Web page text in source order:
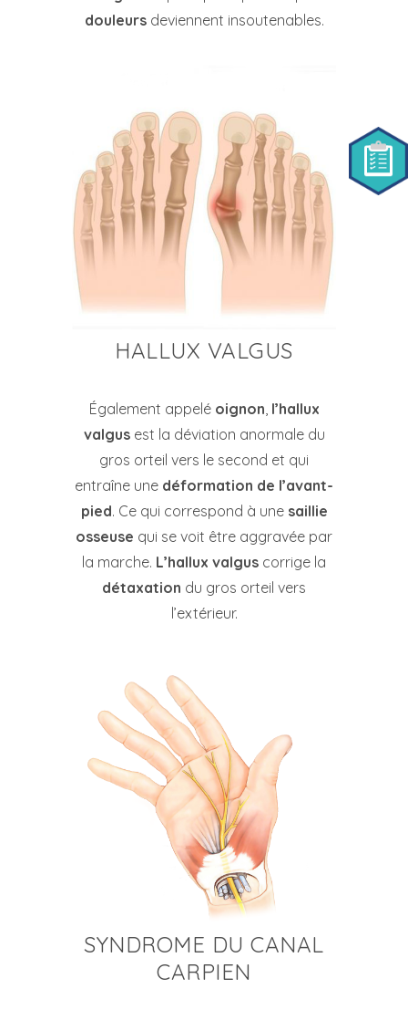
douleursdeviennent insoutenables.
HALLUX VALGUS
Également appelé oignon, l’hallux
valgusest la déviation anormale du
gros orteil vers le second et qui
entraîne une déformation de l’avant-
pied. Ce qui correspond à une saillie
osseuse qui se voit être aggravée par
la marche. L’hallux valgus corrige la
détaxation du gros orteil vers
l’extérieur.
SYNDROME DU CANAL
CARPIEN